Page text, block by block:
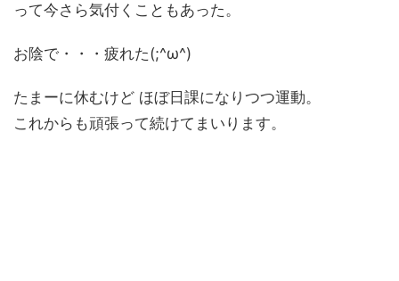
って今さら気付くこともあった。
お陰で・・・疲れた(;^ω^)
たまーに休むけど ほぼ日課になりつつ運動。
これからも頑張って続けてまいります。